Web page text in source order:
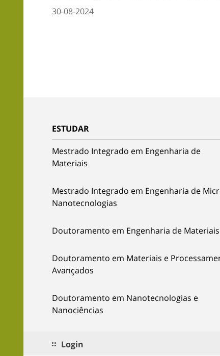
30-08-2024
ESTUDAR
Mestrado Integrado em Engenharia de
Materiais
Mestrado Integrado em Engenharia de
Nanotecnologias
Doutoramento em Engenharia de Materiais
Doutoramento em Materiais e
Avançados
Doutoramento em Nanotecnologias e
Nanociências
Login